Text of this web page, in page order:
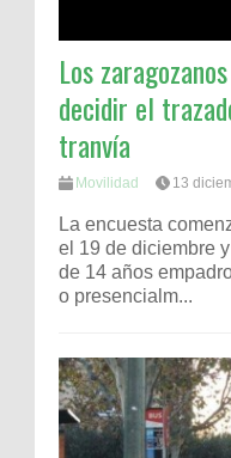
Los
decidir el
tranvía
Movilidad 13
La encuesta
el 19 de diciembre
de 14 años
o presencialm...